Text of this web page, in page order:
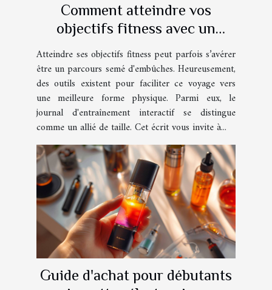
Comment atteindre vos
objectifs fitness avec un
journal d'entraînement
interactif
Atteindre ses objectifs fitness peut parfois s’avérer
être un parcours semé d'embûches. Heureusement,
des outils existent pour faciliter ce voyage vers
une meilleure forme physique. Parmi eux, le
journal d'entraînement interactif se distingue
comme un allié de taille. Cet écrit vous invite à...
Guide d'achat pour débutants